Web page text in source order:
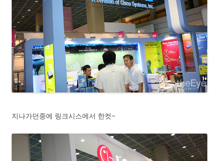
지나가던중에 링크시스에서 한컷~